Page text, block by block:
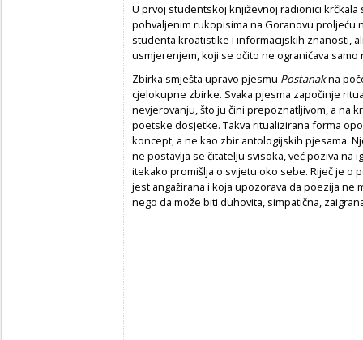
U prvoj studentskoj književnoj radionici
pohvaljenim rukopisima na Goranovu proljeću
studenta kroatistike i informacijskih znanosti,
usmjerenjem, koji se očito ne ograničava
Zbirka smješta upravo pjesmu Postanakna
cjelokupne zbirke. Svaka pjesma započinje
nevjerovanju, što ju čini prepoznatljivom, a na
poetske dosjetke. Takva ritualizirana forma
koncept, a ne kao zbir antologijskih pjesama.
ne postavlja se čitatelju svisoka, već poziva na
itekako promišlja o svijetu oko sebe. Riječ je o
jest angažirana i koja upozorava da poezija ne
nego da može biti duhovita, simpatična,